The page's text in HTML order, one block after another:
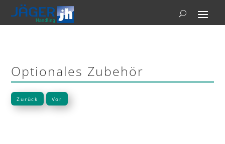
Optionales Zubehör
Zurück Vor